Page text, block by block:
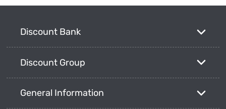
Discount Bank
Discount Group
General Information